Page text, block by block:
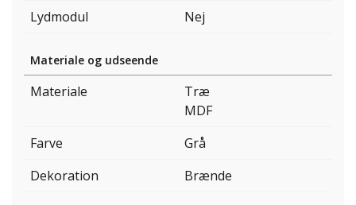
Lydmodul Nej
Materiale og udseende
Materiale
Træ
MDF
Farve
Grå
Dekoration
Brænde